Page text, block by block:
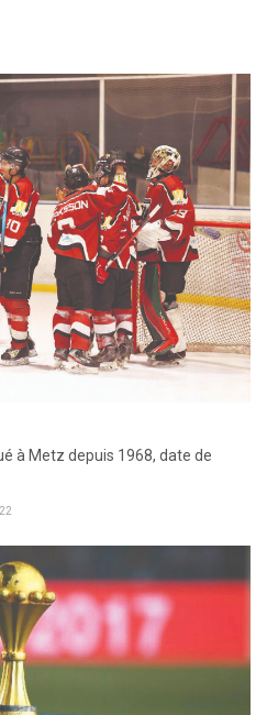
à Metz depuis 1968, date de